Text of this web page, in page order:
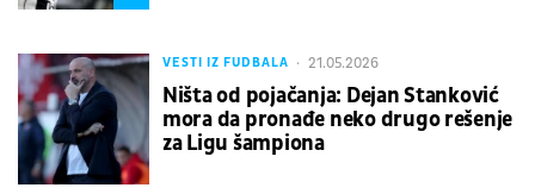
VESTI IZ FUDBALA 21.05.2026
Ništa od pojačanja: Dejan Stanković
mora da pronađe neko drugo rešenje
za Ligu šampiona